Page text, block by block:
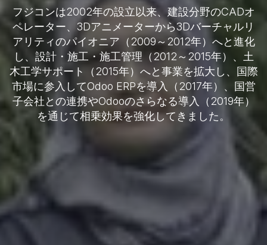
フジコンは2002年の設立以来、建設分野のCADオ
ペレーター、3Dアニメーターから3Dバーチャルリ
アリティのパイオニア（2009～2012年）へと進化
し、設計・施工・施工管理（2012～2015年）、土
木工学サポート（2015年）へと事業を拡大し、国際
市場に参入してOdoo ERPを導入（2017年）、国営
子会社との連携やOdooのさらなる導入（2019年）
を通じて相乗効果を強化してきました。